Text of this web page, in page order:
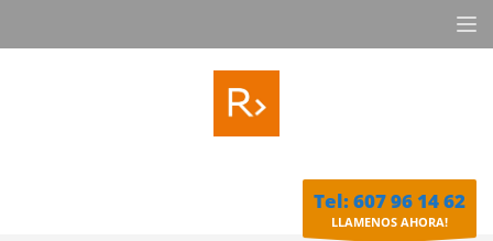
Tel: 607 96 14 62
LLAMENOS AHORA!